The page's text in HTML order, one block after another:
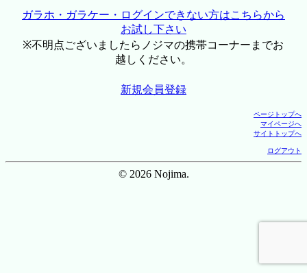
ガラホ・ガラケー・ログインできない方はこちらから
お試し下さい
※不明点ございましたらノジマの携帯コーナーまでお
越しください。
新規会員登録
ページトップへ
マイページへ
サイトトップへ
ログアウト
© 2026 Nojima.